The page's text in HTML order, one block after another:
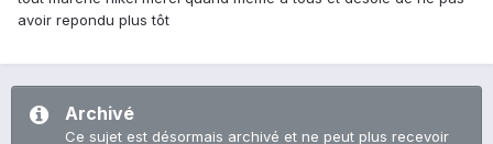
avoir repondu plus tôt
Archivé
Ce sujet est désormais archivé et ne peut plus recevoir